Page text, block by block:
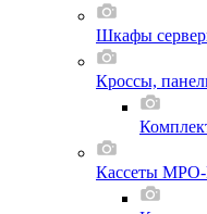
Шкафы
Кроссы,
Кассеты